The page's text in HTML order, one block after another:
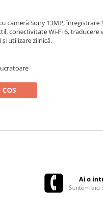
cameră Sony 13MP, înregistrare
conectivitate Wi-Fi 6, traducere
utilizare zilnică.
Ai o
Suntem aici